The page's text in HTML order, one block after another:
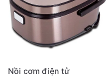
Nồi cơm điện tử